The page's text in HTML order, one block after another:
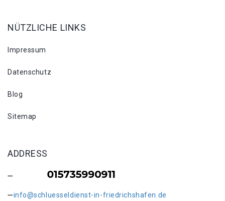
NÜTZLICHE LINKS
Impressum
Datenschutz
Blog
Sitemap
ADDRESS
info@schluesseldienst-in-friedrichshafen.de